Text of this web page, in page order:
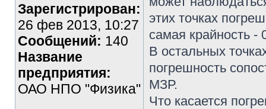
Зарегистрирован:
26 фев 2013, 10:27
Сообщений: 140
Название
предприятия:
ОАО НПО "Физика"
этих точках
самая крайность -
В остальных
погрешность
МЗР.
Что касается